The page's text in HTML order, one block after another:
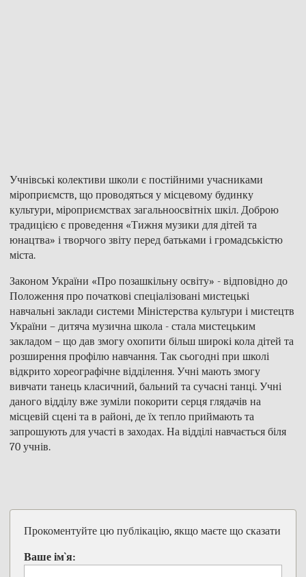
Учнівські колективи школи є постійними учасниками
міроприємств, що проводяться у місцевому будинку
культури, міроприємствах загальноосвітніх шкіл. Доброю
традицією є проведення «Тижня музики для дітей та
юнацтва» і творчого звіту перед батьками і громадськістю
міста.
Законом України «Про позашкільну освіту» - відповідно до
Положення про початкові спеціалізовані мистецькі
навчальні заклади системи Міністерства культури і мистецтв
України – дитяча музична школа - стала мистецьким
закладом – що дав змогу охопити більш широкі кола дітей та
розширення профілю навчання. Так сьогодні при школі
відкрито хореографічне відділення. Учні мають змогу
вивчати танець класичний, бальний та сучасні танці. Учні
даного відділу вже зуміли покорити серця глядачів на
місцевій сцені та в районі, де їх тепло приймають та
запрошують для участі в заходах. На відділі навчається біля
70 учнів.
Прокоментуйте цю публікацію, якщо маєте що сказати
Ваше ім`я: